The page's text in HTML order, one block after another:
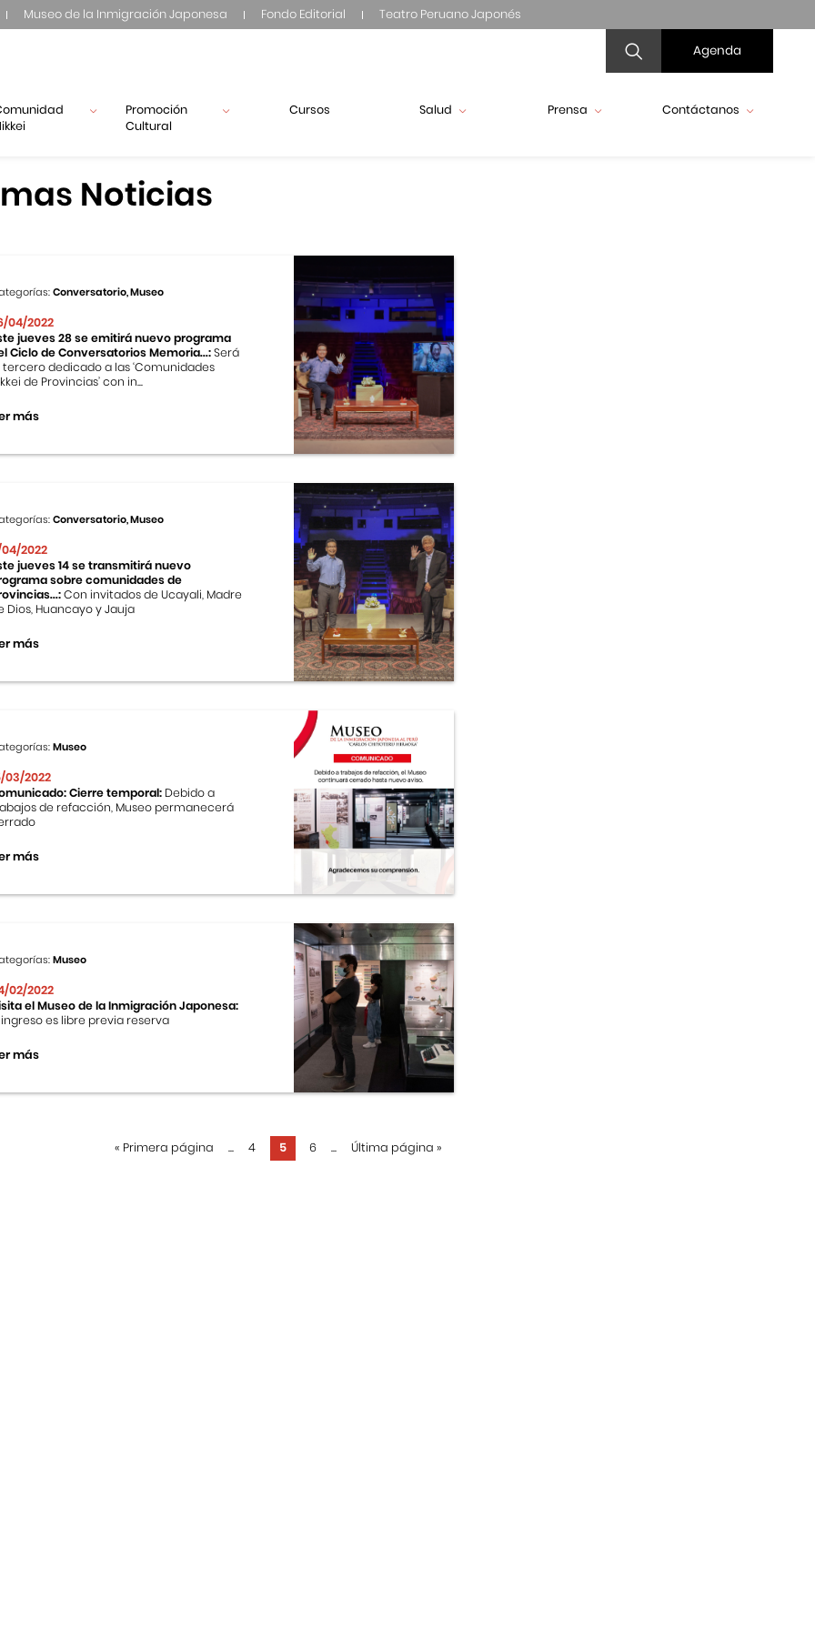
Museo de la Inmigración Japonesa Fondo Editorial Teatro Peruano Japonés
Agenda
Promoción
Cultural
Cursos Salud Prensa Contáctanos
Noticias
Conversatorio, Museo
04/2022
jueves 28 se emitirá nuevo programa
Ciclo de Conversatorios Memoria...:Será
tercero dedicado a las ‘Comunidades
de Provincias’ con in...
más
Conversatorio, Museo
04/2022
jueves 14 se transmitirá nuevo
sobre comunidades de
Con invitados de Ucayali, Madre
Dios, Huancayo y Jauja
más
Museo
03/2022
Cierre temporal: Debido a
de refacción, Museo permanecerá
más
Museo
02/2022
el Museo de la Inmigración Japonesa:
ingreso es libre previa reserva
más
« Primera página ... 4 5 6 ... Última página »